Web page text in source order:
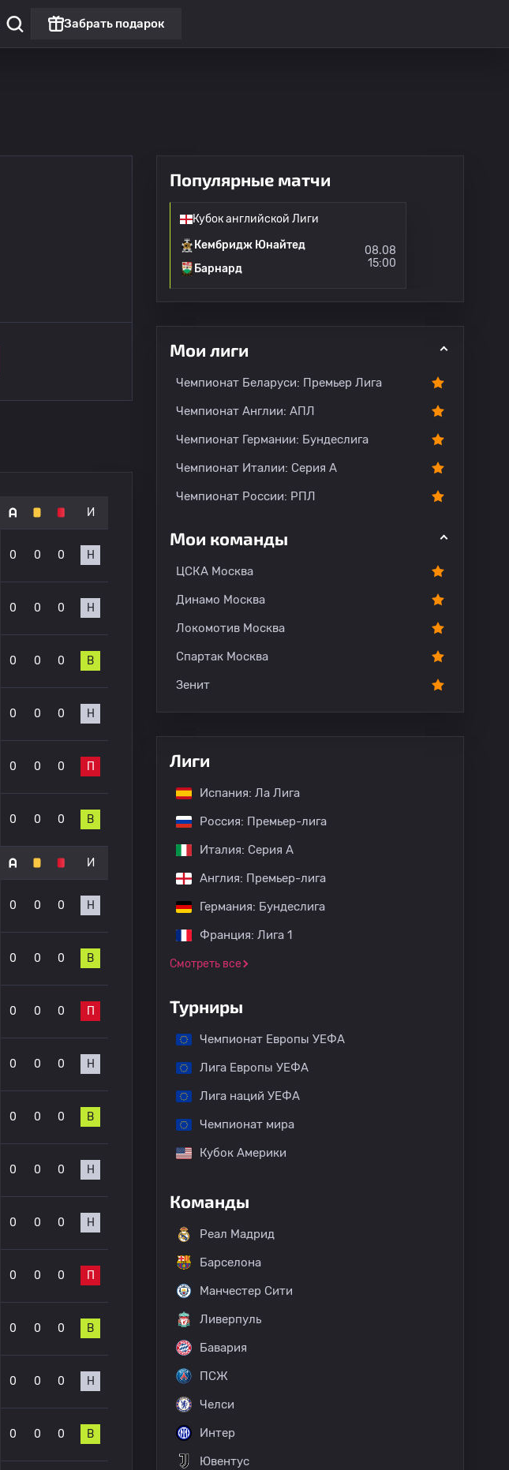
Забрать подарок
И
0 0 0 Н
0 0 0 Н
0 0 0 В
0 0 0 Н
0 0 0 П
0 0 0 В
И
0 0 0 Н
0 0 0 В
0 0 0 П
0 0 0 Н
0 0 0 В
0 0 0 Н
0 0 0 Н
0 0 0 П
0 0 0 В
0 0 0 Н
0 0 0 В
Популярные матчи
Кубок английской Лиги
Кембридж Юнайтед
Барнард
08.08
15:00
Мои лиги
Чемпионат Беларуси: Премьер Лига
Чемпионат Англии: АПЛ
Чемпионат Германии: Бундеслига
Чемпионат Италии: Серия А
Чемпионат России: РПЛ
Мои команды
ЦСКА Москва
Динамо Москва
Локомотив Москва
Спартак Москва
Зенит
Лиги
Испания: Ла Лига
Россия: Премьер-лига
Италия: Серия А
Англия: Премьер-лига
Германия: Бундеслига
Франция: Лига 1
Смотреть все
Турниры
Чемпионат Европы УЕФА
Лига Европы УЕФА
Лига наций УЕФА
Чемпионат мира
Кубок Америки
Команды
Реал Мадрид
Барселона
Манчестер Сити
Ливерпуль
Бавария
ПСЖ
Челси
Интер
Ювентус